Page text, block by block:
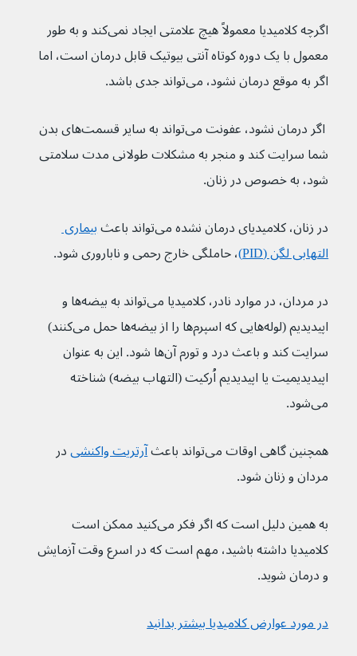
اگرچه کلامیدیا معمولاً هیچ علامتی ایجاد نمی‌کند و به طور
معمول با یک دوره کوتاه آنتی بیوتیک قابل درمان است، اما
اگر به موقع درمان نشود، می‌تواند جدی باشد.
اگر درمان نشود، عفونت می‌تواند به سایر قسمت‌های بدن
شما سرایت کند و منجر به مشکلات طولانی مدت سلامتی
شود، به خصوص در زنان.
در زنان، کلامیدیای درمان نشده می‌تواند باعث
بیماری
التهابی لگن (PID)
، حاملگی خارج رحمی و ناباروری شود.
در مردان، در موارد نادر، کلامیدیا می‌تواند به بیضه‌ها و
اپیدیدیم (لوله‌هایی که اسپرم‌ها را از بیضه‌ها حمل می‌کنند)
سرایت کند و باعث درد و تورم آن‌ها شود. این به عنوان
اپیدیدیمیت یا اپیدیدیم اُرکیت (التهاب بیضه) شناخته
می‌شود.
همچنین گاهی اوقات می‌تواند باعث
آرتریت واکنشیدر
مردان و زنان شود.
به همین دلیل است که اگر فکر می‌کنید ممکن است
کلامیدیا داشته باشید، مهم است که در اسرع وقت آزمایش
و درمان شوید.
در مورد عوارض کلامیدیا بیشتر بدانید